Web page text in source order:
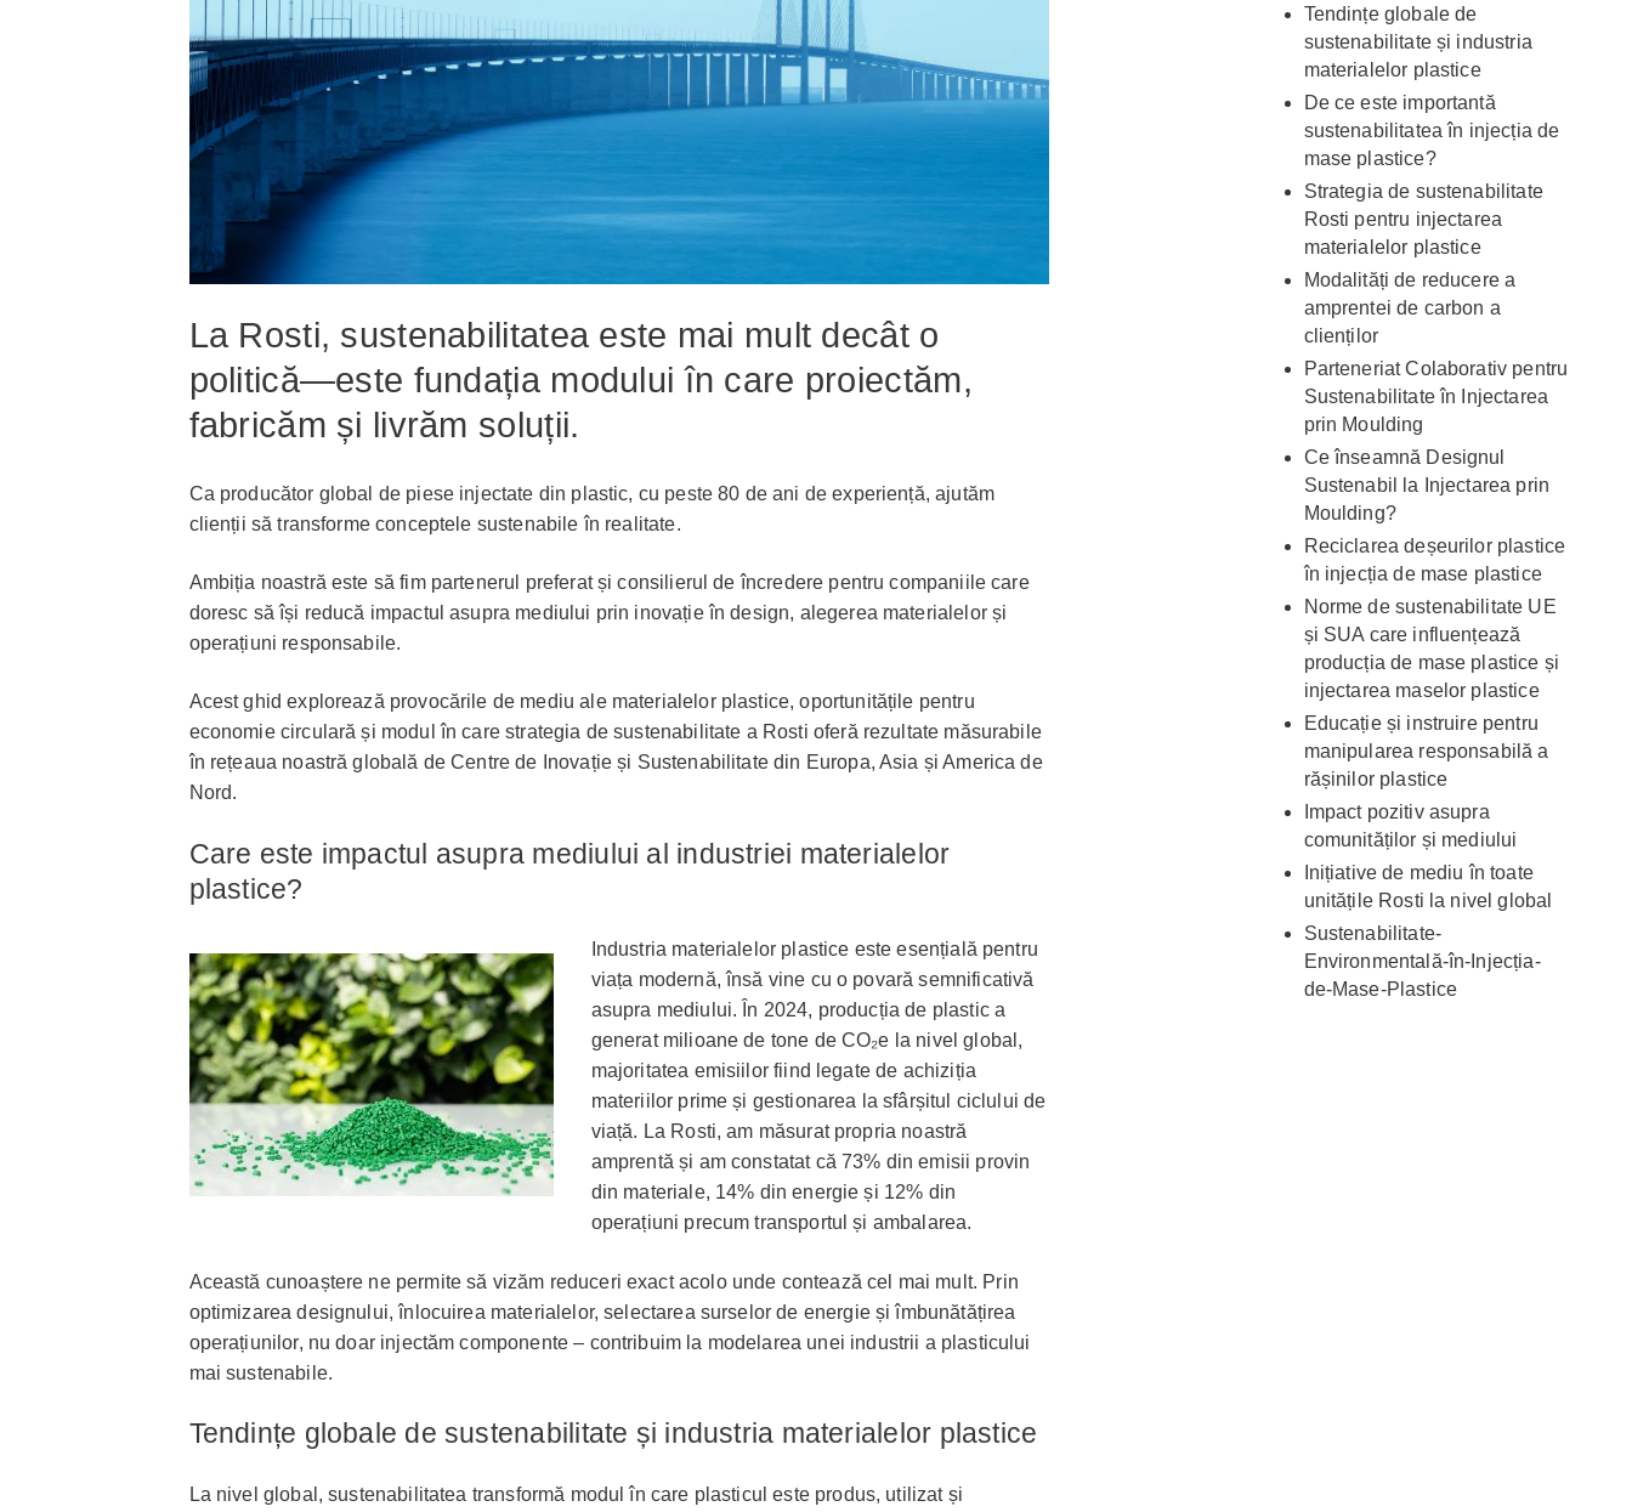
La Rosti, sustenabilitatea este mai mult decât o
politică—este fundația modului în care proiectăm,
fabricăm și livrăm soluții.
Ca producător global de piese injectate din plastic, cu peste 80 de ani de experiență, ajutăm
clienții să transforme conceptele sustenabile în realitate.
Ambiția noastră este să fim partenerul preferat și consilierul de încredere pentru companiile care
doresc să își reducă impactul asupra mediului prin inovație în design, alegerea materialelor și
operațiuni responsabile.
Acest ghid explorează provocările de mediu ale materialelor plastice, oportunitățile pentru
economie circulară și modul în care strategia de sustenabilitate a Rosti oferă rezultate măsurabile
în rețeaua noastră globală de Centre de Inovație și Sustenabilitate din Europa, Asia și America de
Nord.
Care este impactul asupra mediului al industriei materialelor
plastice?
Industria materialelor plastice este esențială pentru
viața modernă, însă vine cu o povară semnificativă
asupra mediului. În 2024, producția de plastic a
generat milioane de tone de CO₂e la nivel global,
majoritatea emisiilor fiind legate de achiziția
materiilor prime și gestionarea la sfârșitul ciclului de
viață. La Rosti, am măsurat propria noastră
amprentă și am constatat că 73% din emisii provin
din materiale, 14% din energie și 12% din
operațiuni precum transportul și ambalarea.
Această cunoaștere ne permite să vizăm reduceri exact acolo unde contează cel mai mult. Prin
optimizarea designului, înlocuirea materialelor, selectarea surselor de energie și îmbunătățirea
operațiunilor, nu doar injectăm componente – contribuim la modelarea unei industrii a plasticului
mai sustenabile.
Tendințe globale de sustenabilitate și industria materialelor plastice
La nivel global, sustenabilitatea transformă modul în care plasticul este produs, utilizat și
Tendințe globale de
sustenabilitate și industria
materialelor plastice
De ce este importantă
sustenabilitatea în injecția de
mase plastice?
Strategia de sustenabilitate
Rosti pentru injectarea
materialelor plastice
Modalități de reducere a
amprentei de carbon a
clienților
Parteneriat Colaborativ pentru
Sustenabilitate în Injectarea
prin Moulding
Ce înseamnă Designul
Sustenabil la Injectarea prin
Moulding?
Reciclarea deșeurilor plastice
în injecția de mase plastice
Norme de sustenabilitate UE
și SUA care influențează
producția de mase plastice și
injectarea maselor plastice
Educație și instruire pentru
manipularea responsabilă a
rășinilor plastice
Impact pozitiv asupra
comunităților și mediului
Inițiative de mediu în toate
unitățile Rosti la nivel global
Sustenabilitate-
Environmentală-în-Injecția-
de-Mase-Plastice